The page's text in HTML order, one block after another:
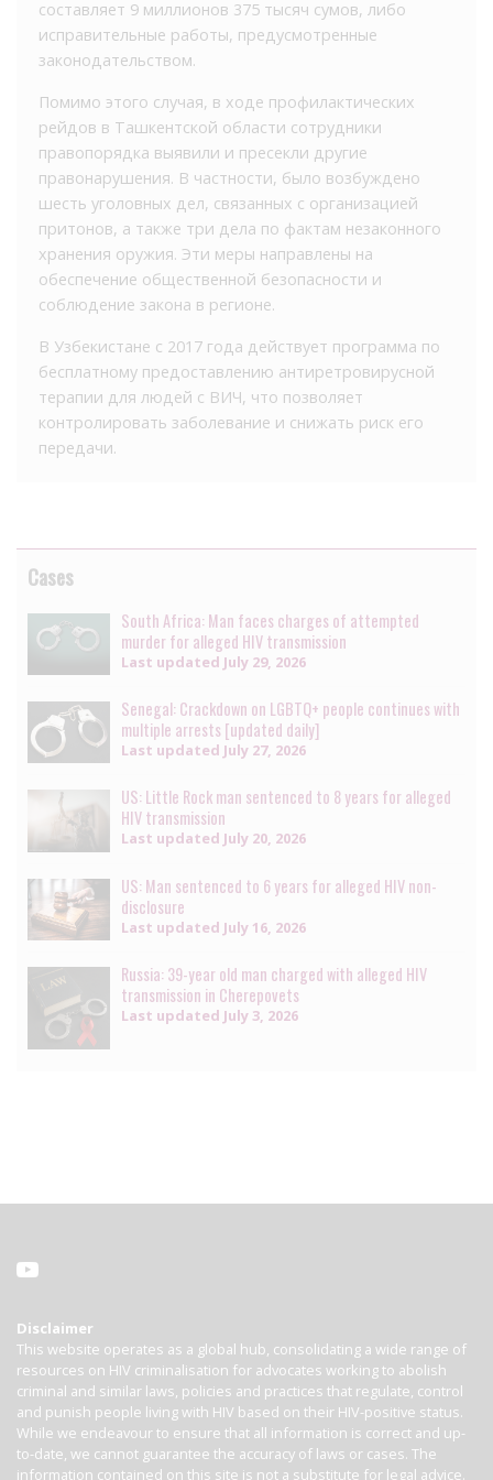
составляет 9 миллионов 375 тысяч сумов, либо
исправительные работы, предусмотренные
законодательством.
Помимо этого случая, в ходе профилактических
рейдов в Ташкентской области сотрудники
правопорядка выявили и пресекли другие
правонарушения. В частности, было возбуждено
шесть уголовных дел, связанных с организацией
притонов, а также три дела по фактам незаконного
хранения оружия. Эти меры направлены на
обеспечение общественной безопасности и
соблюдение закона в регионе.
В Узбекистане с 2017 года действует программа по
бесплатному предоставлению антиретровирусной
терапии для людей с ВИЧ, что позволяет
контролировать заболевание и снижать риск его
передачи.
Cases
South Africa: Man faces charges of attempted
murder for alleged HIV transmission
Last updated July 29, 2026
Senegal: Crackdown on LGBTQ+ people continues with
multiple arrests [updated daily]
Last updated July 27, 2026
US: Little Rock man sentenced to 8 years for alleged
HIV transmission
Last updated July 20, 2026
US: Man sentenced to 6 years for alleged HIV non-
disclosure
Last updated July 16, 2026
Russia: 39-year old man charged with alleged HIV
transmission in Cherepovets
Last updated July 3, 2026
Disclaimer
This website operates as a global hub, consolidating a wide range of
resources on HIV criminalisation for advocates working to abolish
criminal and similar laws, policies and practices that regulate, control
and punish people living with HIV based on their HIV-positive status.
While we endeavour to ensure that all information is correct and up-
to-date, we cannot guarantee the accuracy of laws or cases. The
information contained on this site is not a substitute for legal advice.